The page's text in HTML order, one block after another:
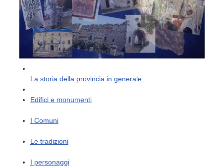
La storia della provincia in generale
Edifici e monumenti
I Comuni
Le tradizioni
I personaggi